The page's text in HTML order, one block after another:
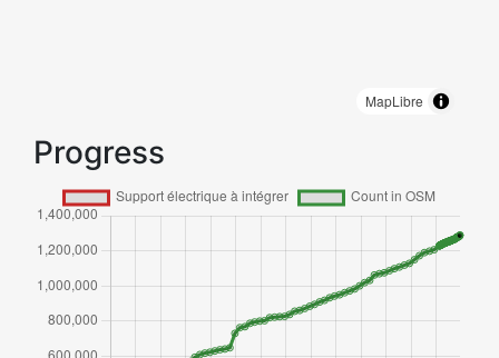
MapLibre
Progress